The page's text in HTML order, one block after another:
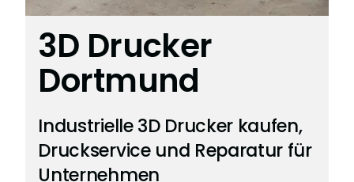
3D Drucker
Dortmund
Industrielle 3D Drucker kaufen,
Druckservice und Reparatur für
Unternehmen